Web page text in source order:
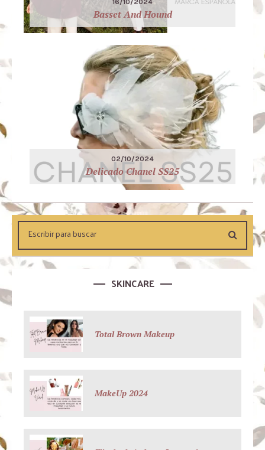
16/10/2024
Basset And Hound
02/10/2024
Delicado Chanel SS25
SKINCARE
Total Brown Makeup
MakeUp 2024